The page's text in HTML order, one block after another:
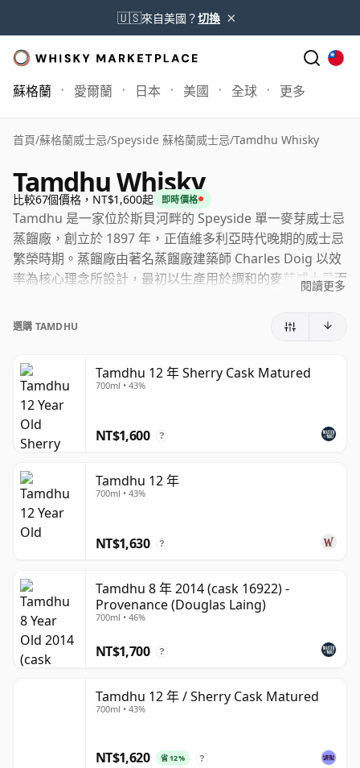
🇺🇸來自美國？切換 ×
蘇格蘭 愛爾蘭 日本 美國 全球 更多
首頁/蘇格蘭威士忌/Speyside 蘇格蘭威士忌/Tamdhu Whisky
Tamdhu Whisky
比較67個價格，NT$1,600起 即時價格
Tamdhu 是一家位於斯貝河畔的 Speyside 單一麥芽威士忌
蒸餾廠，創立於 1897 年，正值維多利亞時代晚期的威士忌
繁榮時期。蒸餾廠由著名蒸餾廠建築師 Charles Doig 以效
率為核心理念所設計，最初以生產用於調和的麥芽威士忌而
象。
Tamdhu 停產一段時間後將其收購，並於 2013 年恢復生
產。在現任業主的經營下，Tamdhu 與雪莉桶熟成的關聯
日益深厚，核心系列涵蓋標示酒齡的表達款，包括 12 年、
15 年及 18 年，以及 Batch Strength 版本與較老年份的限
量版。
Tamdhu 的風格濃郁、圓潤且以果味為主，帶有乾果、橙
皮、香草、烘焙香料、黑巧克力及烤橡木的風味。採用
Oloroso 雪莉桶陳年的橡木桶——通常同時使用歐洲橡木
與美國橡木——賦予威士忌豐富的色澤、深度與圓潤甜感，
重。
對於喜愛雪莉桶 Speyside 威士忌的飲者而言，Tamdhu 是
一個格外清晰而自信的典範。它將傳統產區的優雅風格與深
厚的橡木桶影響融為一體，呈現出一種慷慨豐盛、結構分
閱讀更多
選購 TAMDHU
Tamdhu 12 年 Sherry Cask Matured
700ml • 43%
NT$1,600 ?
Tamdhu 12 年
700ml • 43%
NT$1,630 ?
Tamdhu 8 年 2014 (cask 16922) -
Provenance (Douglas Laing)
700ml • 46%
NT$1,700 ?
Tamdhu 12 年 / Sherry Cask Matured
700ml • 43%
NT$1,620 省 12% ?